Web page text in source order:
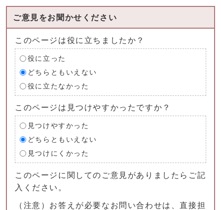
ご意見をお聞かせください
このページは役に立ちましたか？
役に立った
どちらともいえない
役に立たなかった
このページは見つけやすかったですか？
見つけやすかった
どちらともいえない
見つけにくかった
このページに関してのご意見がありましたらご記
入ください。
（注意）お答えが必要なお問い合わせは、直接担